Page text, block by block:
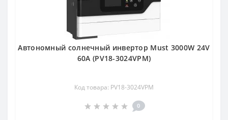
Автономный солнечный инвертор Must 3000W 24V
60A (PV18-3024VPM)
Код товара: PV18-3024VPM
0